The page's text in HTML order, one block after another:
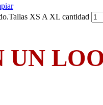
XS A XL cantidad
UN